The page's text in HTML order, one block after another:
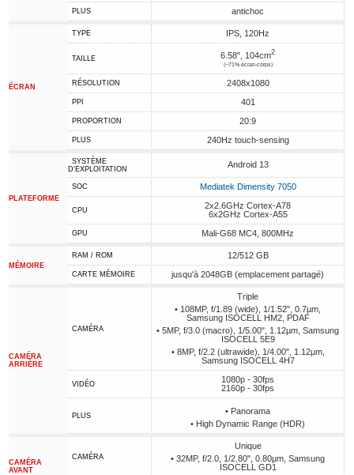
PLUS antichoc
ÉCRAN
TYPE IPS, 120Hz
TAILLE 6.58", 104cm2
(~71% écran-corps)
RÉSOLUTION 2408x1080
PPI 401
PROPORTION 20:9
PLUS 240Hz touch-sensing
PLATEFORME
SYSTÈME
D'EXPLOITATION
Android 13
SOC Mediatek Dimensity 7050
CPU
2x2.6GHz Cortex-A78
6x2GHz Cortex-A55
GPU Mali-G68 MC4, 800MHz
MÉMOIRE
RAM / ROM 12/512 GB
CARTE MÉMOIRE jusqu'à 2048GB (emplacement partagé)
CAMÉRA
ARRIÈRE
CAMÉRA
Triple
• 108MP, f/1.89 (wide), 1/1.52", 0.7µm,
Samsung ISOCELL HM2, PDAF
• 5MP, f/3.0 (macro), 1/5.00", 1.12µm, Samsung
ISOCELL 5E9
• 8MP, f/2.2 (ultrawide), 1/4.00", 1.12µm,
Samsung ISOCELL 4H7
VIDÉO
1080p - 30fps
2160p - 30fps
PLUS
• Panorama
• High Dynamic Range (HDR)
CAMÉRA
AVANT
CAMÉRA
Unique
• 32MP, f/2.0, 1/2.80", 0.80µm, Samsung
ISOCELL GD1